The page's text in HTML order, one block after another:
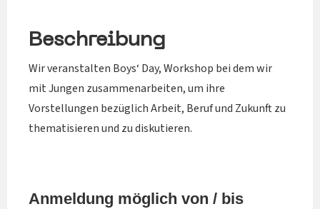
Beschreibung
Wir veranstalten Boys‘ Day, Workshop bei dem wir
mit Jungen zusammenarbeiten, um ihre
Vorstellungen bezüglich Arbeit, Beruf und Zukunft zu
thematisieren und zu diskutieren.
Anmeldung möglich von / bis